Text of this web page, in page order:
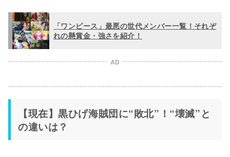
「ワンピース」最悪の世代メンバー一覧！それぞ
れの懸賞金・強さを紹介！
AD
【現在】黒ひげ海賊団に“敗北”！“壊滅”と
の違いは？